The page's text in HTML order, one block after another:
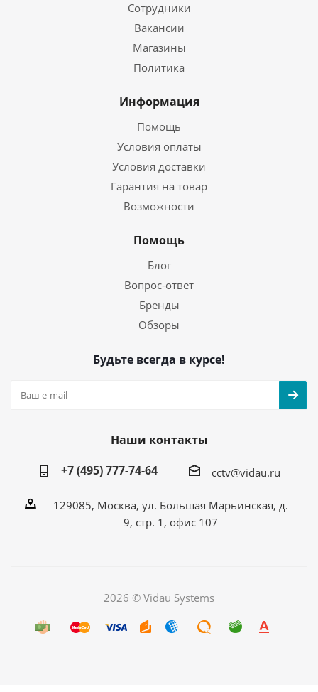
Сотрудники
Вакансии
Магазины
Политика
Информация
Помощь
Условия оплаты
Условия доставки
Гарантия на товар
Возможности
Помощь
Блог
Вопрос-ответ
Бренды
Обзоры
Будьте всегда в курсе!
Наши контакты
+7 (495) 777-74-64
cctv@vidau.ru
129085, Москва, ул. Большая Марьинская, д.
9, стр. 1, офис 107
2026 © Vidau Systems